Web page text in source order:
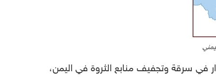
في سرقة وتجفيف منابع الثروة في اليمن،